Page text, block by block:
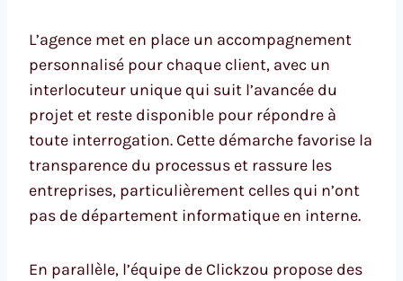
L’agence met en place un accompagnement
personnalisé pour chaque client, avec un
interlocuteur unique qui suit l’avancée du
projet et reste disponible pour répondre à
toute interrogation. Cette démarche favorise la
transparence du processus et rassure les
entreprises, particulièrement celles qui n’ont
pas de département informatique en interne.
En parallèle, l’équipe de Clickzou propose des